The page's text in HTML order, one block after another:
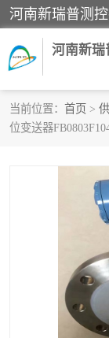
河南新瑞
当前位置： 首页 >
位变送器
霍尼韦尔压力
1151/3351产
标准型工业压
差压变送器
压力变送器